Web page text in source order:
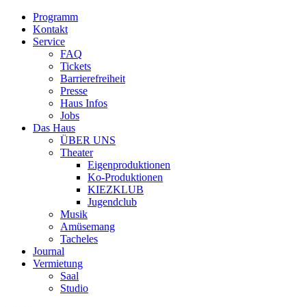
Programm
Kontakt
Service
FAQ
Tickets
Barrierefreiheit
Presse
Haus Infos
Jobs
Das Haus
ÜBER UNS
Theater
Eigenproduktionen
Ko-Produktionen
KIEZKLUB
Jugendclub
Musik
Amüsemang
Tacheles
Journal
Vermietung
Saal
Studio